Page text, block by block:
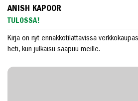
ANISH KAPOOR
TULOSSA!
Kirja on nyt ennakkotilattavissa
heti, kun julkaisu saapuu meille.